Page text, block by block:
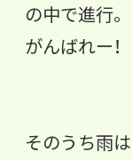
の中で進行。
がんばれー！
そのうち雨